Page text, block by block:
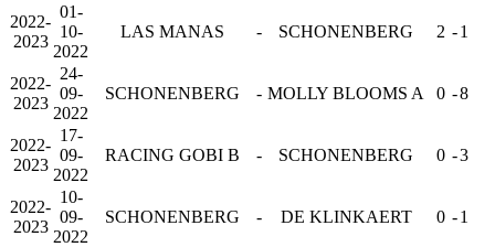
2022-
2023
01-
10-
2022
LAS MANAS - SCHONENBERG 2 -1
2022-
2023
24-
09-
2022
SCHONENBERG - MOLLY BLOOMS A 0 -8
2022-
2023
17-
09-
2022
RACING GOBI B - SCHONENBERG 0 -3
2022-
2023
10-
09-
2022
SCHONENBERG - DE KLINKAERT 0 -1